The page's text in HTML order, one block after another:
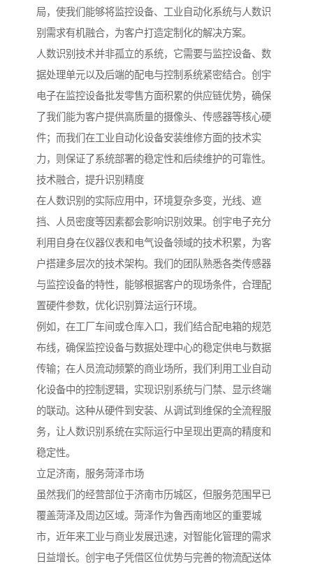
局，使我们能够将监控设备、工业自动化系统与人数识
别需求有机融合，为客户打造定制化的解决方案。
人数识别技术并非孤立的系统，它需要与监控设备、数
据处理单元以及后端的配电与控制系统紧密结合。创宇
电子在监控设备批发零售方面积累的供应链优势，确保
了我们能为客户提供高质量的摄像头、传感器等核心硬
件；而我们在工业自动化设备安装维修方面的技术实
力，则保证了系统部署的稳定性和后续维护的可靠性。
技术融合，提升识别精度
在人数识别的实际应用中，环境复杂多变，光线、遮
挡、人员密度等因素都会影响识别效果。创宇电子充分
利用自身在仪器仪表和电气设备领域的技术积累，为客
户搭建多层次的技术架构。我们的团队熟悉各类传感器
与监控设备的特性，能够根据客户的现场条件，合理配
置硬件参数，优化识别算法运行环境。
例如，在工厂车间或仓库入口，我们结合配电箱的规范
布线，确保监控设备与数据处理中心的稳定供电与数据
传输；在人员流动频繁的商业场所，我们利用工业自动
化设备中的控制逻辑，实现识别系统与门禁、显示终端
的联动。这种从硬件到安装、从调试到维保的全流程服
务，让人数识别系统在实际运行中呈现出更高的精度和
稳定性。
立足济南，服务菏泽市场
虽然我们的经营部位于济南市历城区，但服务范围早已
覆盖菏泽及周边区域。菏泽作为鲁西南地区的重要城
市，近年来工业与商业发展迅速，对智能化管理的需求
日益增长。创宇电子凭借区位优势与完善的物流配送体